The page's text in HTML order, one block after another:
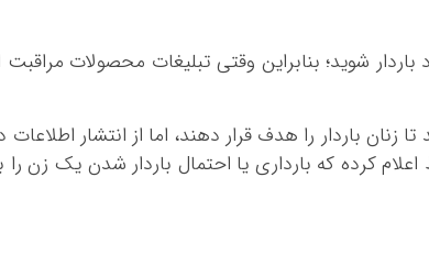
شوید؛ بنابراین وقتی تبلیغات محصولات مراقبت
باردار را هدف قرار دهند، اما از انتشار اطلاعات
کرده که بارداری یا احتمال باردار شدن یک زن را